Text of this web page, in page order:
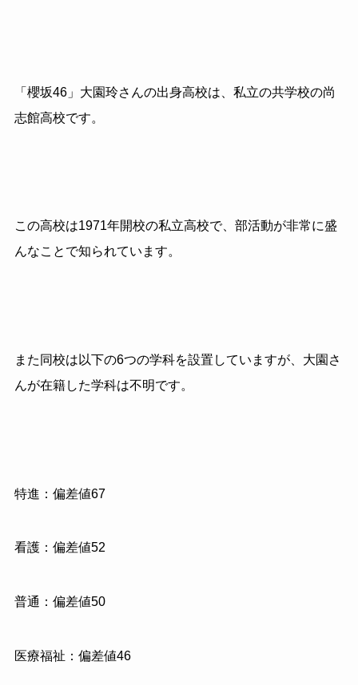
「櫻坂46」大園玲さんの出身高校は、私立の共学校の尚
志館高校です。
この高校は1971年開校の私立高校で、部活動が非常に盛
んなことで知られています。
また同校は以下の6つの学科を設置していますが、大園さ
んが在籍した学科は不明です。
特進：偏差値67
看護：偏差値52
普通：偏差値50
医療福祉：偏差値46